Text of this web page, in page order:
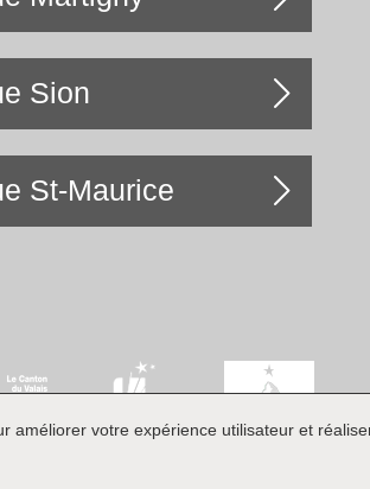
Sion
St-Maurice
votre expérience utilisateur et